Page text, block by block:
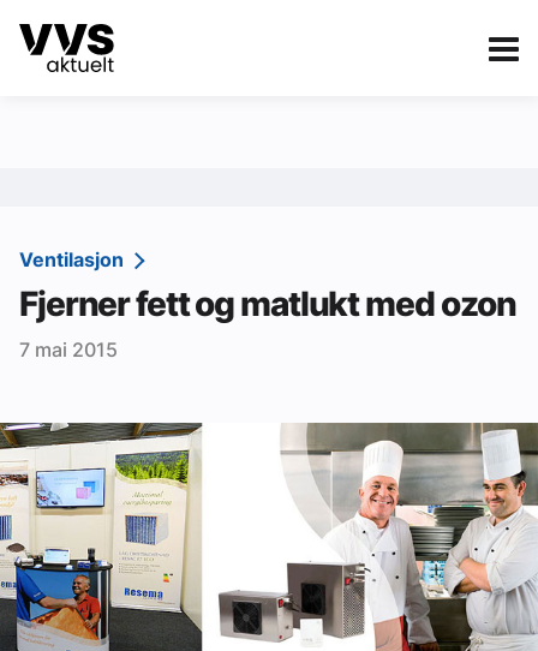
Kategorier
Sanitær
Ventilasjon
Varme og energi
Vann og avløp
Aktuelle prosjekter
Om VVS Aktuelt
Kontakt oss:
Ventilasjon
Fjerner fett og matlukt med ozon
7 mai 2015